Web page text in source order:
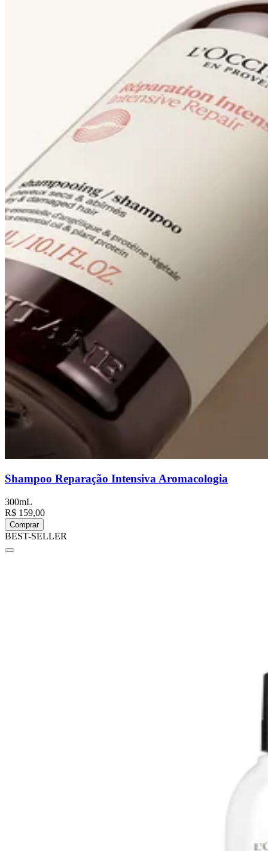
Shampoo Reparação Intensiva Aromacologia
300mL
R$ 159,00
Comprar
BEST-SELLER